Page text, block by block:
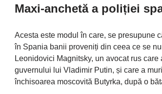
Maxi-anchetă a poliției
Acesta este modul în care, se presupune
în Spania banii proveniți din ceea ce se
Leonidovici Magnitsky, un avocat rus
guvernului lui Vladimir Putin, și care a
închisoarea moscovită Butyrka, după o